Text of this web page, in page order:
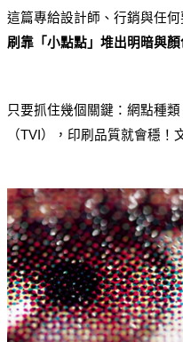
這篇專給設計師、行銷與任何
刷靠「小點點」堆出明暗與顏
只要抓住幾個關鍵：網點種
（TVI），印刷品質就會穩！